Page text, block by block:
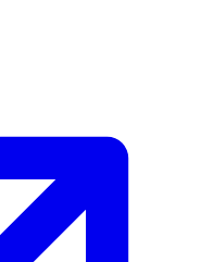
de
gratuita para